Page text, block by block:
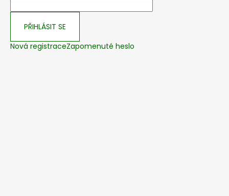
PŘIHLÁSIT SE
Nová registraceZapomenuté heslo